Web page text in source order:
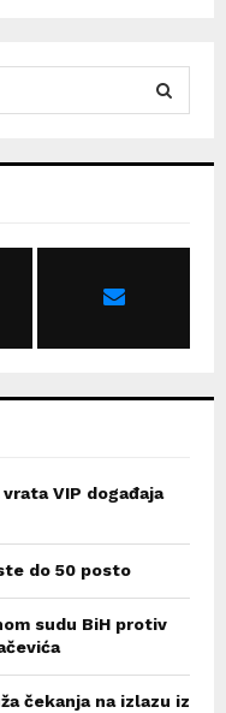
VIP događaja
do 50 posto
sudu BiH protiv
čekanja na izlazu iz